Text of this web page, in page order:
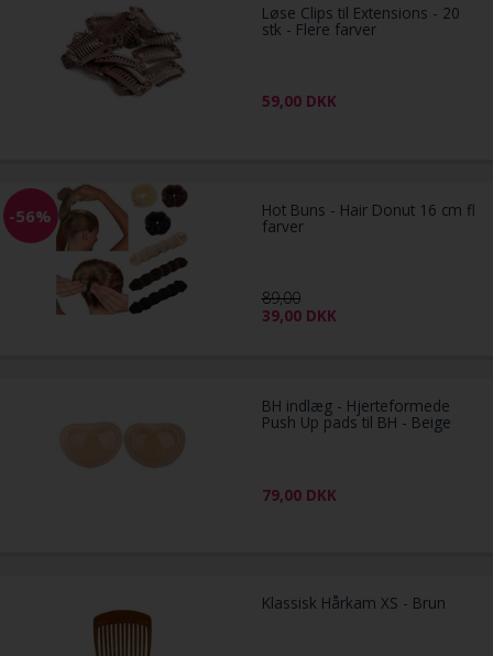
Løse Clips til Extensions - 20
stk - Flere farver
59,00 DKK
-56% Hot Buns - Hair Donut 16 cm fl
farver
89,00
39,00 DKK
BH indlæg - Hjerteformede
Push Up pads til BH - Beige
79,00 DKK
Klassisk Hårkam XS - Brun